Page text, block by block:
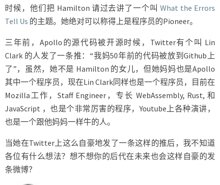
时候，他们把 Hamilton 请过去讲了一个叫What the Errors
Tell Us 的主题。她绝对可以称得上是程序员的Pioneer。
三年前，Apollo的源代码被开源时候，Twitter有个叫 Lin
Clark 的人发了一条推：“我妈50年前的代码被放到Github上
了”，虽然，她不是 Hamilton 的女儿，但她妈妈也是Apollo
其中一个程序员，现在Lin Clark同样也是一个程序员，目前在
Mozilla工作，Staff Engineer，专长 WebAssembly, Rust, 和
JavaScript ，也是个非常厉害的程序，Youtube上各种演讲，
也是一个跟他妈妈一样牛的人。
当她在Twitter上这么自豪地发了一条这样的推后，我不知道
各位有什么想法？想不想你的后代在未来也会这样自豪的发
条微博？